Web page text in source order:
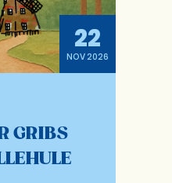
22
NOV 2026
GRIBS